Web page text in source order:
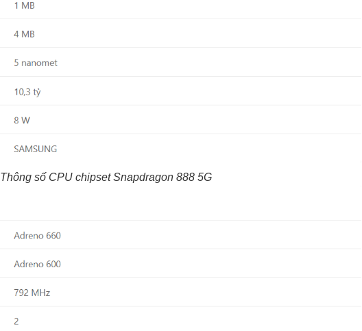
Thông số CPU chipset Snapdragon 888 5G